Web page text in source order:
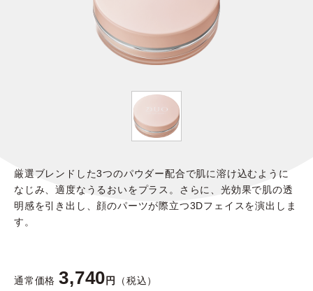
スペシャルコンテンツ
クレンジングバームの魅力
厳選ブレンドした3つのパウダー配合で肌に溶け込むように
なじみ、適度なうるおいをプラス。さらに、光効果で肌の透
明感を引き出し、顔のパーツが際立つ3Dフェイスを演出しま
す。
通常価格 3,740 円 （税込）